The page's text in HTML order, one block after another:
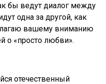
бы ведут диалог между
одна за другой, как
вашему вниманию
о «просто любви».
отечественный